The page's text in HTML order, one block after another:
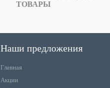
ТОВАРЫ
Наши предложения
Главная
Акции